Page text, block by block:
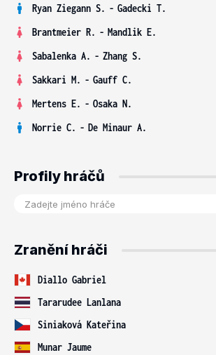
Ryan Ziegann S. - Gadecki T.
Brantmeier R. - Mandlik E.
Sabalenka A. - Zhang S.
Sakkari M. - Gauff C.
Mertens E. - Osaka N.
Norrie C. - De Minaur A.
Profily hráčů
Zranění hráči
Diallo Gabriel
Tararudee Lanlana
Siniaková Kateřina
Munar Jaume